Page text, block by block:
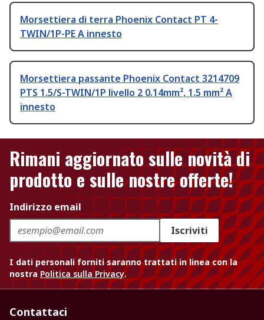
Morsettiera di terra Phoenix Contact PT 4-
TWIN/1P-PE A innesto
Morsettiera passante Phoenix Contact 3214709
PTS 1.5/S-TWIN/1P livello 2 0.14mm², 1.5 mm² A
innesto
Rimani aggiornato sulle novità di
prodotto e sulle nostre offerte!
Indirizzo email
Iscriviti
I dati personali forniti saranno trattati in linea con la
nostra Politica sulla Privacy.
Contattaci